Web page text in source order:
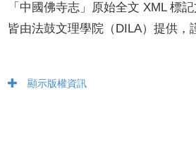
「 中國佛寺志 」
原始全文 XML 標
皆由法鼓文理學院（DILA）提供 ，
顯示版權資訊